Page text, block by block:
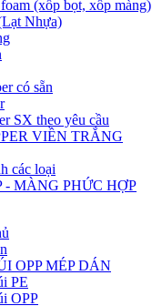
(xốp bọt, xốp màng)
Nhựa)
có sẵn
SX theo yêu cầu
VIỀN TRẮNG
các loại
- MÀNG PHỨC HỢP
OPP MÉP DÁN
PE
OPP